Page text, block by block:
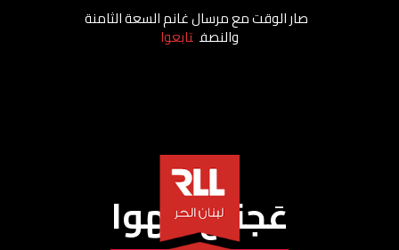
عَجناح الهوا
صار الوقت مع مرسال غانم السعة الثامنة
والنصف تابعوا